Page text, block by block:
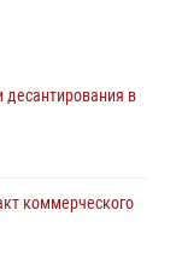
ВСУ на южном
почтили
в
коммерческого